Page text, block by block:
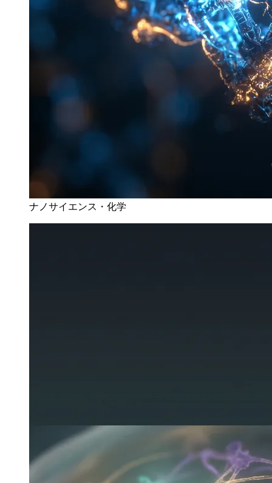
ナノサイエンス・化学